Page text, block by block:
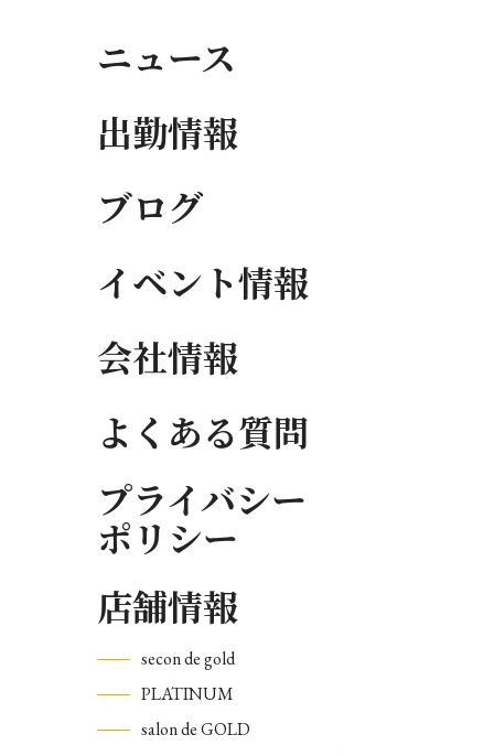
ニュース
出勤情報
ブログ
イベント情報
会社情報
よくある質問
プライバシー
ポリシー
店舗情報
secon de gold
PLATINUM
salon de GOLD